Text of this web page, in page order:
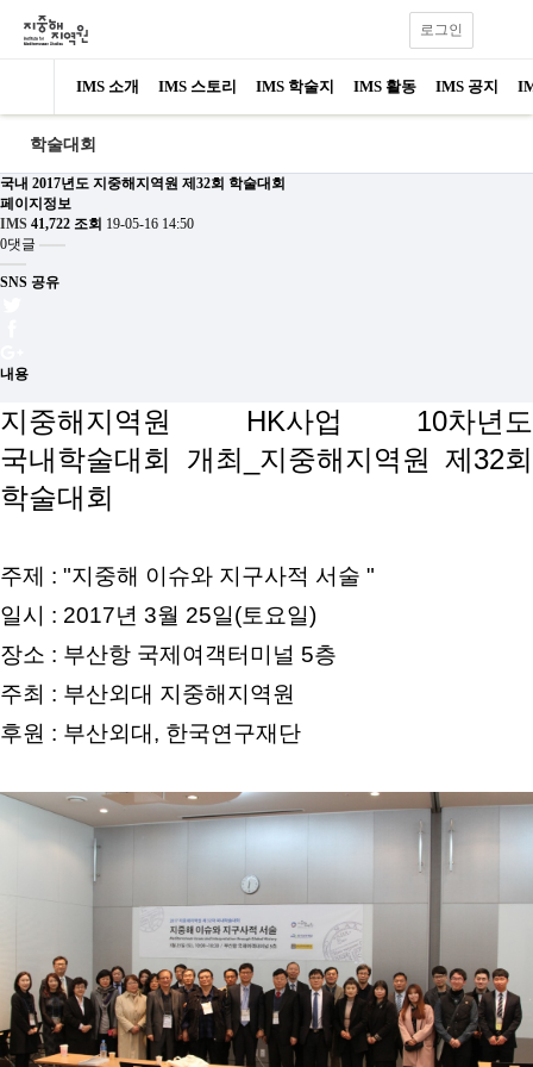
IMS 소개 IMS 스토리 IMS 학술지 IMS 활동 IMS 공지
로그인
학술대회
국내 2017년도 지중해지역원 제32회 학술대회
페이지정보
IMS 41,722 조회 19-05-16 14:50
0댓글
SNS 공유
내용
지중해지역원 HK사업 10차년도
국내학술대회 개최_지중해지역원 제32회
학술대회
주제 : "지중해 이슈와 지구사적 서술 "
일시 : 2017년 3월 25일(토요일)
장소 : 부산항 국제여객터미널 5층
주최 : 부산외대 지중해지역원
후원 : 부산외대, 한국연구재단